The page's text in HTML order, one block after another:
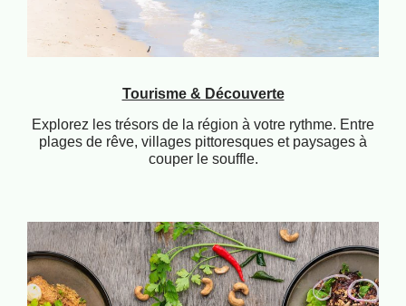
Tourisme & Découverte
Explorez les trésors de la région à votre rythme. Entre
plages de rêve, villages pittoresques et paysages à
couper le souffle.